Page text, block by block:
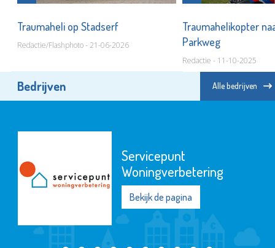
Traumaheli op Stadserf
Redactie/Flashphoto - 21-06-2026
Traumahelikopter
Parkweg
Redactie - 11-10-2025
Bedrijven Alle bedrijven
Servicepunt
Woningverbetering
Bekijk de pagina